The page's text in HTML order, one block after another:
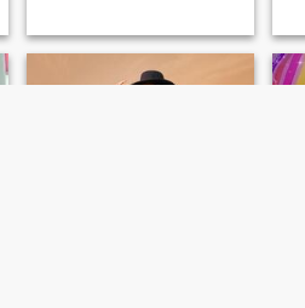
einzukaufen, zu reisen und
mehr über andere Kulturen
und Traditionen zu erfahren.
Wenn du mich kennst, wirst